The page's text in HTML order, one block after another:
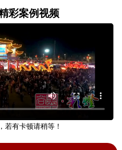
彩案例视频
若有卡顿请稍等！